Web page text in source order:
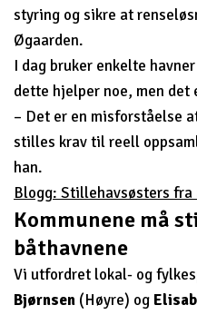
styring og sikre at
Øgaarden.
I dag bruker enkelte
dette hjelper noe, men det
– Det er en misforståelse
stilles krav til reell
han.
Blogg: Stillehavsøsters
Kommunene må
båthavnene
Vi utfordret lokal- og
Bjørnsen (Høyre) og